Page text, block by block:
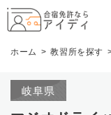
ホーム 教習所を探す
岐阜県